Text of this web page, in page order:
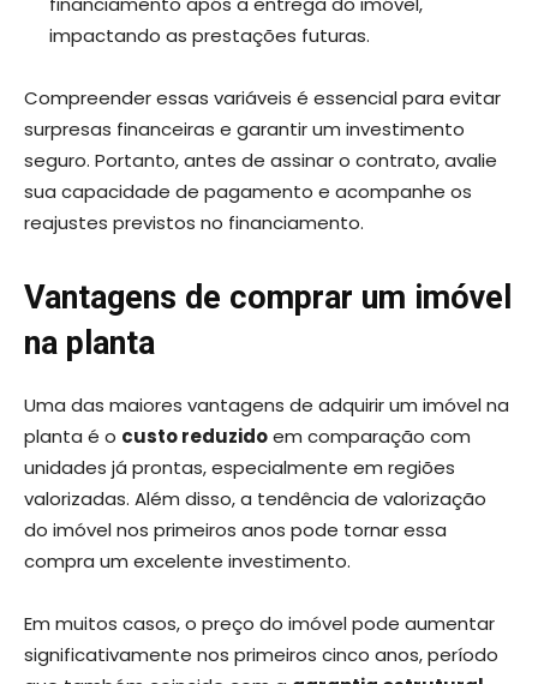
impactando as prestações futuras.
Compreender essas variáveis é essencial para evitar
surpresas financeiras e garantir um investimento
seguro. Portanto, antes de assinar o contrato, avalie
sua capacidade de pagamento e acompanhe os
reajustes previstos no financiamento.
Vantagens de comprar um imóvel
na planta
Uma das maiores vantagens de adquirir um imóvel na
planta é o custo reduzidoem comparação com
unidades já prontas, especialmente em regiões
valorizadas. Além disso, a tendência de valorização
do imóvel nos primeiros anos pode tornar essa
compra um excelente investimento.
Em muitos casos, o preço do imóvel pode aumentar
significativamente nos primeiros cinco anos, período